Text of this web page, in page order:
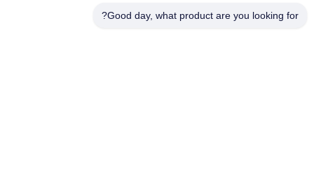
Good day, what product are you looking for?